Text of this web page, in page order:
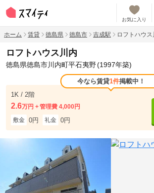
お気に入り
ホーム 賃貸 徳島県 徳島市 吉成駅 ロフトハウス
ロフトハウス川内
徳島県徳島市川内町平石夷野(1997年築)
今なら賃貸1件掲載中！
1K / 2階
2.6万円
管理費 4,000円
敷金 0円 礼金 0円